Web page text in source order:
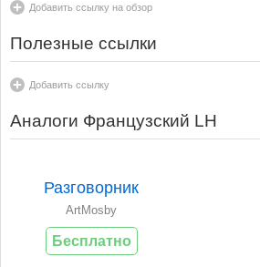
Добавить ссылку на обзор
Полезные ссылки
Добавить ссылку
Аналоги Французский LH
Разговорник
ArtMosby
Бесплатно